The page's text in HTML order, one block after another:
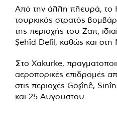
Από την άλλη πλευρά, το
τουρκικός στρατός
της περιοχής του Ζαπ,
Şehîd Delîl, καθώς και στη
Στο Xakurke,
αεροπορικές επιδρομές
στις περιοχές Goşînê,
και 25 Αυγούστου.